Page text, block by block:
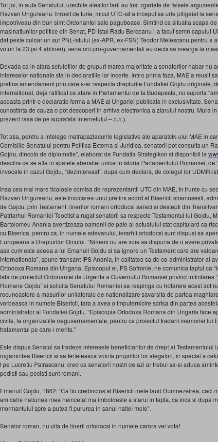
Tot joi, in aula Senatului, urechile alesilor tarii au fost zgariate de falsele
Razvan Ungureanu. Inrosit de furie, micul UTC-ist a inceput sa urle pitigaiat la
impotriveau din bun simt Ordonantei sale paguboase. Simtind ca situatia scapa
masinatiunilor politice din Senat, PD-istul Radu Berceanu i-a facut semn capului
dat peste culoar un sut PNL-istului (ex-APR, ex-FSN) Teodor Melescanu pentru a
voturi la 23 (si 4 abtineri), senatorii pro-guvernamentali au decis sa mearga la
Dovada ca in afara sefuletilor de grupuri marea majoritate a senatorilor habar nu
intereselor nationale sta in declaratiile lor incerte. Intr-o prima faza, MAE a reusit
pretins amendament prin care s-ar respecta drepturile Fundatiei Gojdu originale,
international, deja ratificat ca atare in Parlamentul de la Budapesta, nu suporta
aceasta printr-o declaratie ferma a MAE al Ungariei publicata in exclusivitate.
cunostinta de cauza o pot descoperi in arhiva electronica a ziarului nostru. Mura
prezent rasa de pe suprafata internetului –n.n.).
Tot asa, pentru a intelege matrapazlacurile legislative ale aparatcik-ului MAE in
Comisiile Senatului pentru Politica Externa si Juridica, senatorii pot consulta un
Gojdu, dincolo de diplomatie”, elaborat de Fundatia Strategikon si disponibil la
descifra ce se afla in spatele aberatiei unice in istoria Parlamentului Romaniei, de
invocate in cazul Gojdu, “dezinteresat”, dupa cum declara, de colegul lor UDMR-
Insa cea mai mare ticalosie comisa de reprezentantii UTC din MAE, in frunte cu
Razvan Ungureanu, este invocarea unui pretins acord al Bisericii stramosesti,
de Gojdu, prin Testament, tinerilor romani ortodocsi saraci si destepti din
Patriarhul Romaniei Teoctist a rugat senatorii sa respecte Testamentul lui Gojdu,
Bartolomeu Anania avertizeaza oamenii de paie ai actualului stat capitulard ca
cu Biserica, pentru ca, in numele adevarului, ierarhii ortodocsi sunt dispusi sa
Europeana a Drepturilor Omului. “Nimeni nu are voie sa dispuna de o avere
asa cum este aceea a lui Emanuil Gojdu si sa ignore un Testament care are
internationala”, spune transant IPS Anania, in calitatea sa de co-administrator al
Ortodoxa Romana din Ungaria, Episcopul ei, PS Sofronie, ne comunica faptul ca
fata de proiectul Ordonantei de Urgenta a Guvernului Romaniei privind infiintarea
Romane Gojdu” si solicita Senatului Romaniei sa respinga cu hotarare acest act
recunoastere a masurilor unilaterale de nationalizare savarsita de partea
vorbeasca in numele Bisericii, fara a avea o imputernicire scrisa din partea
administrator al Fundatiei Gojdu. “Episcopia Ortodoxa Romana din Ungaria face
civila, la organizatiile neguvernamentale, pentru ca proiectul tradarii memoriei lui
tratamentul pe care-l merita.”
Este dispus Senatul sa tradeze interesele beneficiarilor de drept ai Testamentului
rugamintea Bisericii si sa terfeleasca vointa propriilor lor alegatori, in special a
l pe Lucretiu Patrascanu, cred ca senatorii nostri de azi ar trebui sa-si aduca
pedisti sau pecisti sunt romani.
Emanuil Gojdu, 1862: “Ca fiu credincios al Bisericii mele laud Dumnezeirea, caci
am catre natiunea mea neincetat ma imboldeste a starui in fapta, ca inca si dupa
mormantului spre a putea fi pururea in sanul natiei mele”.
Senator roman, nu uita de tinerii ortodocsi in numele carora vei vota!